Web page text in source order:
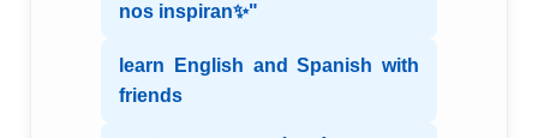
nos inspiran✨"
learn English and Spanish with
friends